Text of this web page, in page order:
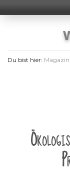
to
Du bist hier: Magazin